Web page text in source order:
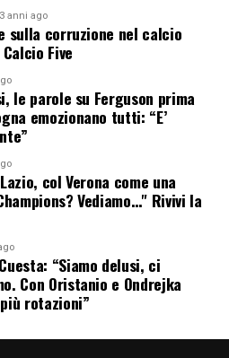
3 anni ago
sulla corruzione nel calcio
Five
le parole su Ferguson prima
emozionano tutti: “E’
col Verona come una
Vediamo…" Rivivi la
“Siamo delusi, ci
Con Oristanio e Ondrejka
rotazioni”